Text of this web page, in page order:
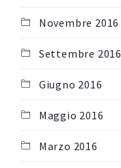
Novembre 2016
Settembre 2016
Giugno 2016
Maggio 2016
Marzo 2016